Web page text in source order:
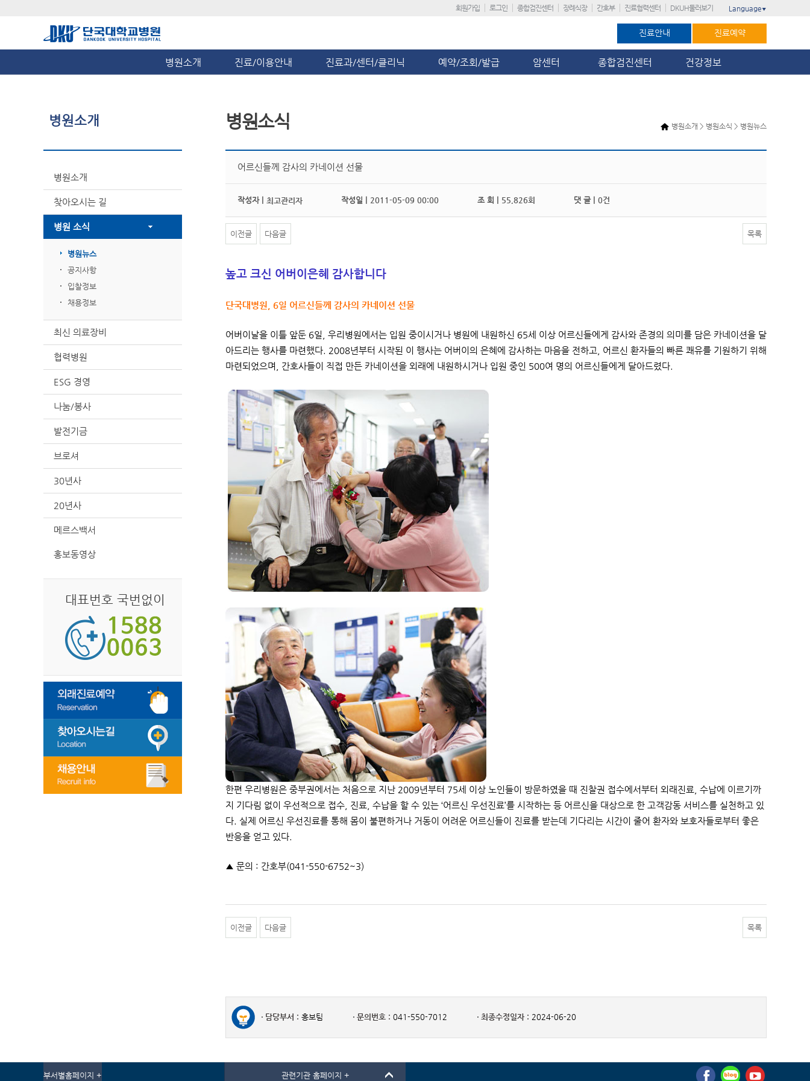
회원가입 로그인 종합검진센터 장례식장 간호부 진료협력센터 DKUH둘러보기 Language ▼
진료안내 진료예약
병원소개 진료/이용안내 진료과/센터/클리닉 예약/조회/발급 암센터 종합검진센터 건강정보
병원소개
병원소개
찾아오시는 길
병원 소식
병원뉴스
공지사항
입찰정보
채용정보
최신 의료장비
협력병원
ESG 경영
나눔/봉사
발전기금
브로셔
30년사
20년사
메르스백서
홍보동영상
대표번호 국번없이
병원소개 > 병원소식 > 병원뉴스
병원소식
어르신들께 감사의 카네이션 선물
작성자 | 최고관리자 작성일 | 2011-05-09 00:00 조 회 | 55,826회 댓 글 | 0건
이전글 다음글 목록
높고 크신 어버이은혜 감사합니다
단국대병원, 6일 어르신들께 감사의 카네이션 선물
어버이날을 이틀 앞둔 6일, 우리병원에서는 입원 중이시거나 병원에 내원하신 65세 이상 어르신들에게 감사와 존경의 의미를 담은 카네이션을 달
아드리는 행사를 마련했다. 2008년부터 시작된 이 행사는 어버이의 은혜에 감사하는 마음을 전하고, 어르신 환자들의 빠른 쾌유를 기원하기 위해
마련되었으며, 간호사들이 직접 만든 카네이션을 외래에 내원하시거나 입원 중인 500여 명의 어르신들에게 달아드렸다.
한편 우리병원은 중부권에서는 처음으로 지난 2009년부터 75세 이상 노인들이 방문하였을 때 진찰권 접수에서부터 외래진료, 수납에 이르기까
지 기다림 없이 우선적으로 접수, 진료, 수납을 할 수 있는 ‘어르신 우선진료’를 시작하는 등 어르신을 대상으로 한 고객감동 서비스를 실천하고 있
다. 실제 어르신 우선진료를 통해 몸이 불편하거나 거동이 어려운 어르신들이 진료를 받는데 기다리는 시간이 줄어 환자와 보호자들로부터 좋은
반응을 얻고 있다.
▲ 문의 : 간호부(041-550-6752~3)
이전글 다음글 목록
담당부서 : 홍보팀 문의번호 : 041-550-7012 최종수정일자 : 2024-06-20
부서별홈페이지 + 관련기관 홈페이지 +